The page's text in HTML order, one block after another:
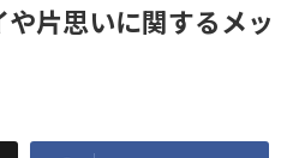
片思いに関するメッ